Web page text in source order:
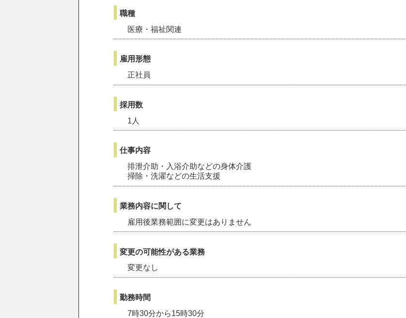
職種
医療・福祉関連
雇用形態
正社員
採用数
1人
仕事内容
排泄介助・入浴介助などの身体介護
掃除・洗濯などの生活支援
業務内容に関して
雇用後業務範囲に変更はありません
変更の可能性がある業務
変更なし
勤務時間
7時30分から15時30分